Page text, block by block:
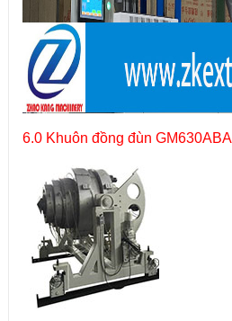
6.0 Khuôn đồng đùn GM630ABA